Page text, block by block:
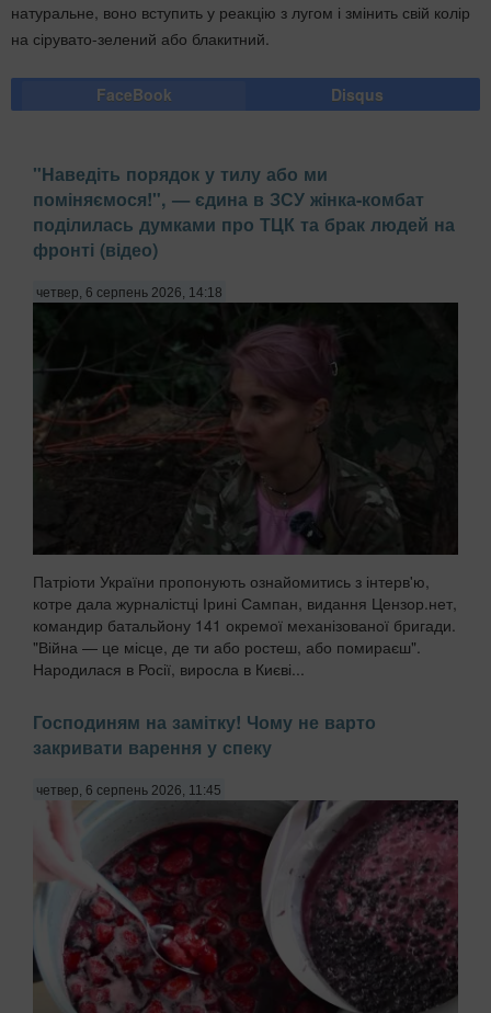
натуральне, воно вступить у реакцію з лугом і змінить свій колір
на сірувато-зелений або блакитний.
FaceBook Disqus
"Наведіть порядок у тилу або ми
поміняємося!", — єдина в ЗСУ жінка-комбат
поділилась думками про ТЦК та брак людей на
фронті (відео)
четвер, 6 серпень 2026, 14:18
Патріоти України пропонують ознайомитись з інтерв'ю,
котре дала журналістці Ірині Сампан, видання Цензор.нет,
командир батальйону 141 окремої механізованої бригади.
"Війна — це місце, де ти або ростеш, або помираєш".
Народилася в Росії, виросла в Києві...
Господиням на замітку! Чому не варто
закривати варення у спеку
четвер, 6 серпень 2026, 11:45